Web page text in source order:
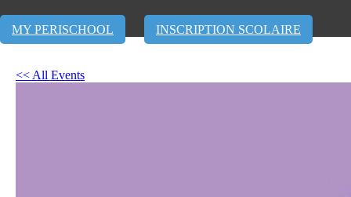
MY PERISCHOOL INSCRIPTION SCOLAIRE
<< All Events